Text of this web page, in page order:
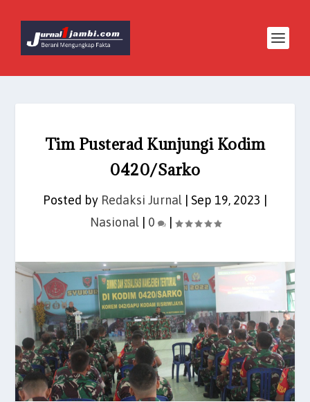
Tim Pusterad Kunjungi Kodim
0420/Sarko
Posted by Redaksi Jurnal Sep 19, 2023
Nasional| 0 |